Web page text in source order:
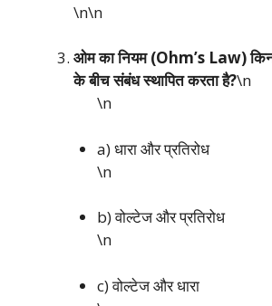
\n\n
ओम का नियम (Ohm’s Law) किन
के बीच संबंध स्थापित करता है?\n
\n
a) धारा और प्रतिरोध
\n
b) वोल्टेज और प्रतिरोध
\n
c) वोल्टेज और धारा